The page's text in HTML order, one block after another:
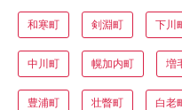
和寒町 剣淵町 下川
中川町 幌加内町 増
豊浦町 壮瞥町 白老